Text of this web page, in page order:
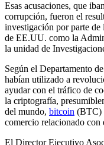
Esas acusaciones, que
corrupción, fueron el
investigación por parte
de EE.UU. como la
la unidad de
Según el Departamento
habían utilizado a
ayudar con el tráfico de
la criptografía,
del mundo, bitcoin (BTC)
comercio relacionado con
El Director Ejecutivo